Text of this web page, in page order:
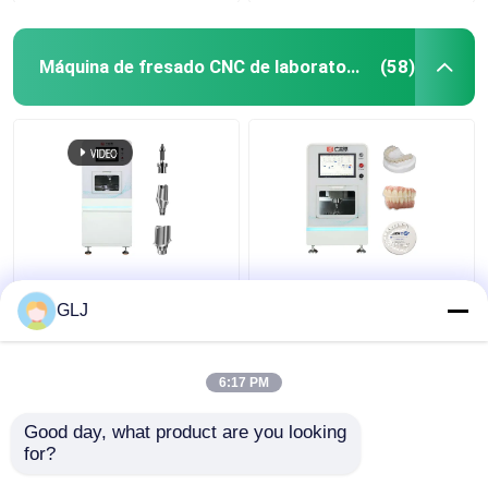
Máquina de fresado CNC de laboratorio dental (58)
Máquina de fresado
CNC de 4 ejes para la
producción de prótesis
S52 Equipo de corte de
GLJ
6:17 PM
Good day, what product are you looking
for?